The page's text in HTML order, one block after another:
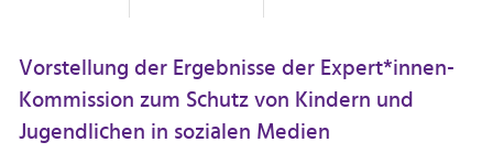
Vorstellung der Ergebnisse der Expert*innen-
Kommission zum Schutz von Kindern und
Jugendlichen in sozialen Medien